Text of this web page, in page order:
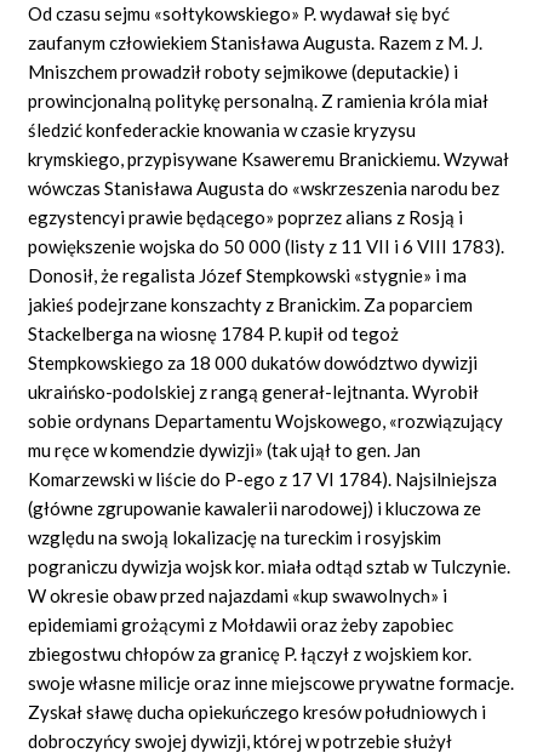
Od czasu sejmu «sołtykowskiego» P. wydawał się być
zaufanym człowiekiem Stanisława Augusta. Razem z M. J.
Mniszchem prowadził roboty sejmikowe (deputackie) i
prowincjonalną politykę personalną. Z ramienia króla miał
śledzić konfederackie knowania w czasie kryzysu
krymskiego, przypisywane Ksaweremu Branickiemu. Wzywał
wówczas Stanisława Augusta do «wskrzeszenia narodu bez
egzystencyi prawie będącego» poprzez alians z Rosją i
powiększenie wojska do 50 000 (listy z 11 VII i 6 VIII 1783).
Donosił, że regalista Józef Stempkowski «stygnie» i ma
jakieś podejrzane konszachty z Branickim. Za poparciem
Stackelberga na wiosnę 1784 P. kupił od tegoż
Stempkowskiego za 18 000 dukatów dowództwo dywizji
ukraińsko-podolskiej z rangą generał-lejtnanta. Wyrobił
sobie ordynans Departamentu Wojskowego, «rozwiązujący
mu ręce w komendzie dywizji» (tak ujął to gen. Jan
Komarzewski w liście do P-ego z 17 VI 1784). Najsilniejsza
(główne zgrupowanie kawalerii narodowej) i kluczowa ze
względu na swoją lokalizację na tureckim i rosyjskim
pograniczu dywizja wojsk kor. miała odtąd sztab w Tulczynie.
W okresie obaw przed najazdami «kup swawolnych» i
epidemiami grożącymi z Mołdawii oraz żeby zapobiec
zbiegostwu chłopów za granicę P. łączył z wojskiem kor.
swoje własne milicje oraz inne miejscowe prywatne formacje.
Zyskał sławę ducha opiekuńczego kresów południowych i
dobroczyńcy swojej dywizji, której w potrzebie służył